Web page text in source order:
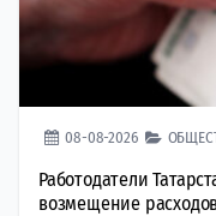
08-08-2026
Работодатели
возмещение